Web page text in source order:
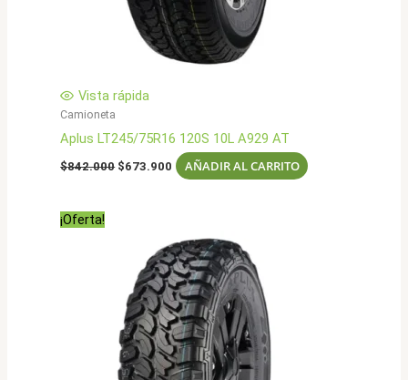
Vista rápida
Camioneta
Aplus LT245/75R16 120S 10L A929 AT
$842.000 El
$673.900 El
precio
AÑADIR AL CARRITO
¡Oferta!